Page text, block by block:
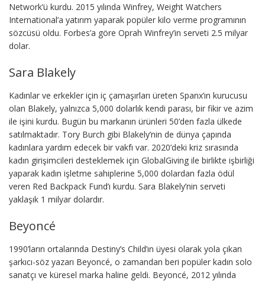
Network’ü kurdu. 2015 yılında Winfrey, Weight Watchers
International’a yatırım yaparak popüler kilo verme programının
sözcüsü oldu. Forbes’a göre Oprah Winfrey’in serveti 2.5 milyar
dolar.
Sara Blakely
Kadınlar ve erkekler için iç çamaşırları üreten Spanx’ın kurucusu
olan Blakely, yalnızca 5,000 dolarlık kendi parası, bir fikir ve azim
ile işini kurdu. Bugün bu markanın ürünleri 50’den fazla ülkede
satılmaktadır. Tory Burch gibi Blakely’nin de dünya çapında
kadınlara yardım edecek bir vakfı var. 2020’deki kriz sırasında
kadın girişimcileri desteklemek için GlobalGiving ile birlikte işbirliği
yaparak kadın işletme sahiplerine 5,000 dolardan fazla ödül
veren Red Backpack Fund’ı kurdu. Sara Blakely’nin serveti
yaklaşık 1 milyar dolardır.
Beyoncé
1990’ların ortalarında Destiny’s Child’ın üyesi olarak yola çıkan
şarkıcı-söz yazarı Beyoncé, o zamandan beri popüler kadın solo
sanatçı ve küresel marka haline geldi. Beyoncé, 2012 yılında